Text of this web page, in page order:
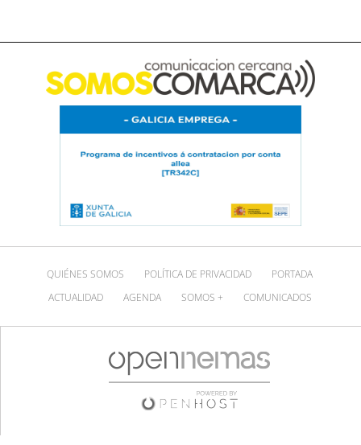
QUIÉNES SOMOS POLÍTICA DE PRIVACIDAD
PORTADA
ACTUALIDAD
AGENDA SOMOS + COMUNICADOS